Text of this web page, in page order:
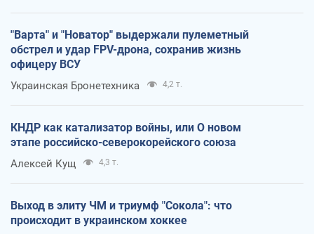
"Варта" и "Новатор" выдержали пулеметный
обстрел и удар FPV-дрона, сохранив жизнь
офицеру ВСУ
Украинская Бронетехника 4,2 т.
КНДР как катализатор войны, или О новом
этапе российско-северокорейского союза
Алексей Кущ 4,3 т.
Выход в элиту ЧМ и триумф "Сокола": что
происходит в украинском хоккее